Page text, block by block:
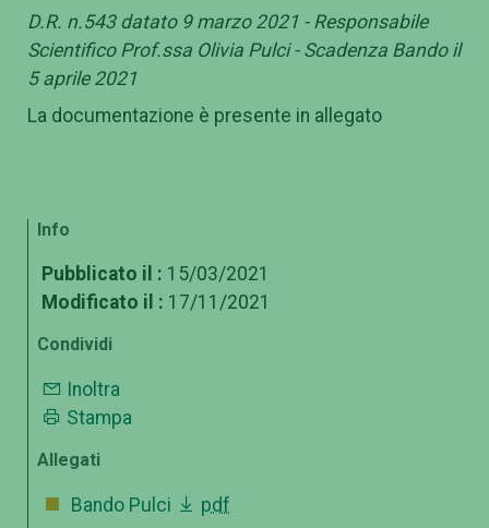
D.R. n.543 datato 9 marzo 2021 - Responsabile
Scientifico Prof.ssa Olivia Pulci - Scadenza Bando il
5 aprile 2021
La documentazione è presente in allegato
Info
Pubblicato il : 15/03/2021
Modificato il : 17/11/2021
Condividi
Inoltra
Stampa
Allegati
Bando Pulci pdf